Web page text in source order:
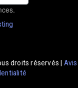
droits réservés | Avis